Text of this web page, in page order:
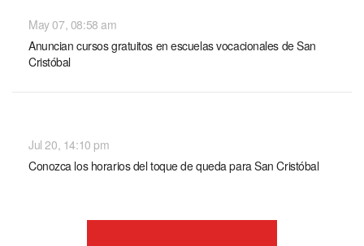
May 07, 08:58 am
Anuncian cursos gratuitos en escuelas vocacionales de San
Cristóbal
Jul 20, 14:10 pm
Conozca los horarios del toque de queda para San Cristóbal